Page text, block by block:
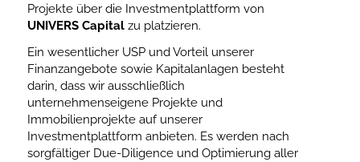
Projekte über die Investmentplattform von
UNIVERS Capitalzu platzieren.
Ein wesentlicher USP und Vorteil unserer
Finanzangebote sowie Kapitalanlagen besteht
darin, dass wir ausschließlich
unternehmenseigene Projekte und
Immobilienprojekte auf unserer
Investmentplattform anbieten. Es werden nach
sorgfältiger Due-Diligence und Optimierung aller